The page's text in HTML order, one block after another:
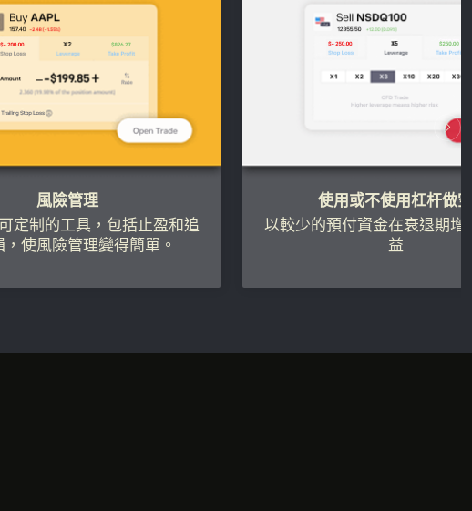
風險管理
定制的工具，包括止盈和追
，使風險管理變得簡單。
使用或不使用杠杆做空
以較少的預付資金在衰退期增
益